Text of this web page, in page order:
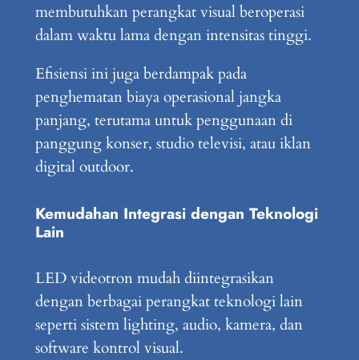
membutuhkan perangkat visual beroperasi
dalam waktu lama dengan intensitas tinggi.
Efisiensi ini juga berdampak pada
penghematan biaya operasional jangka
panjang, terutama untuk penggunaan di
panggung konser, studio televisi, atau iklan
digital outdoor.
Kemudahan Integrasi dengan Teknologi
Lain
LED videotron mudah diintegrasikan
dengan berbagai perangkat teknologi lain
seperti sistem lighting, audio, kamera, dan
software kontrol visual.